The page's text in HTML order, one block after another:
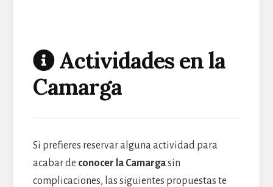
Actividades en la
Camarga
Si prefieres reservar alguna actividad para
acabar de conocer la Camargasin
complicaciones, las siguientes propuestas te